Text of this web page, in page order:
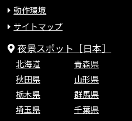
動作環境
サイトマップ
夜景スポット［日本］
北海道 青森県
秋田県
山形県
栃木県
群馬県
埼玉県
千葉県